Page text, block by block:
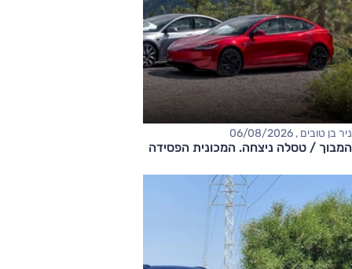
ניר בן טובים , 06/08/2026
המבוך / טסלה ניצחה. המכונית הפסידה